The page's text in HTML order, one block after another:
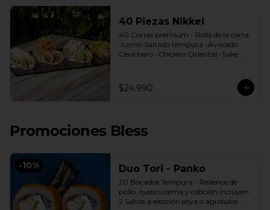
40 Piezas Nikkei
40 Cortes premium - Rolls de la carta
-Lomo Saltado tempura -Avocado
Cevichero -Chicken Oriental -Sake
$24.990
Promociones Bless
-10% Duo Tori - Panko
20 Bocados Tempura - Rellenos de
pollo, queso crema y cebollín Incluyen:
2 Salsas a elección soya o agridulce